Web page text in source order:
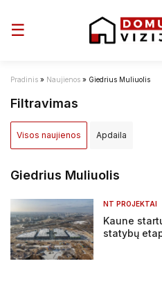
Toggle navigation
☰
Pradinis » Naujienos » Giedrius Muliuolis
Filtravimas
Visos naujienos Apdaila
Infrastruktura Interjeras
Įstatymai ir reglamentai
Giedrius Muliuolis
NT PROJEKTAI
Kaune
statybų